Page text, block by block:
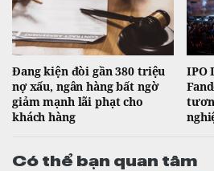
Đang kiện đòi gần 380 triệu
nợ xấu, ngân hàng bất ngờ
giảm mạnh lãi phạt cho
khách hàng
IPO
Có thể bạn quan tâm